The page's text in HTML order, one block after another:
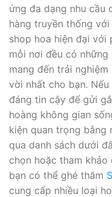
ứng đa dạng nhu cầu
hàng truyền thống
shop hoa hiện đại với
mỗi nơi đều có
mang đến trải
vời nhất cho bạn.
đáng tin cậy để gửi
hoàng không gian
kiện quan trọng bằng
qua danh sách dưới
chọn hoặc tham
bạn có thể ghé thăm
cung cấp nhiều loại